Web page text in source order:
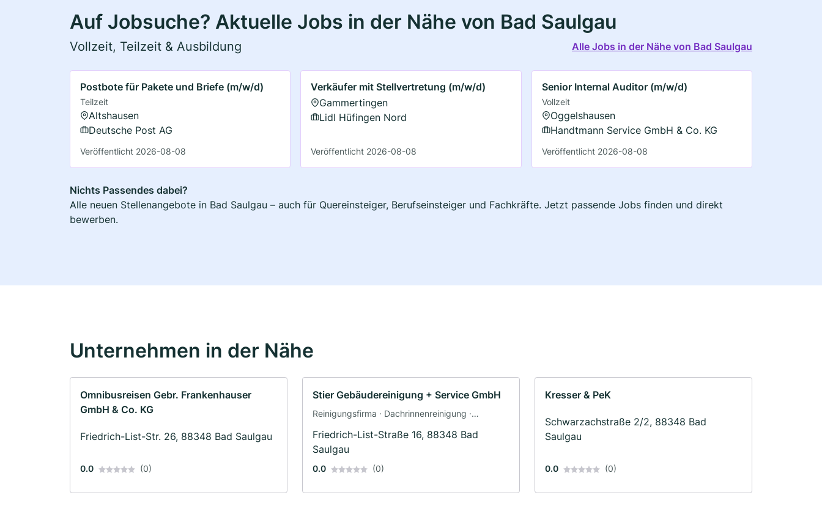
Auf Jobsuche? Aktuelle Jobs in der Nähe von Bad Saulgau
Vollzeit, Teilzeit & Ausbildung Alle Jobs in der Nähe von Bad Saulgau
Postbote für Pakete und Briefe (m/w/d)
Teilzeit
Altshausen
Deutsche Post AG
Veröffentlicht 2026-08-08
Verkäufer mit Stellvertretung (m/w/d)
Gammertingen
Lidl Hüfingen Nord
Veröffentlicht 2026-08-08
Senior Internal Auditor (m/w/d)
Vollzeit
Oggelshausen
Handtmann Service GmbH & Co. KG
Veröffentlicht 2026-08-08
Nichts Passendes dabei?
Alle neuen Stellenangebote in Bad Saulgau – auch für Quereinsteiger, Berufseinsteiger und Fachkräfte. Jetzt passende Jobs finden und direkt
bewerben.
Unternehmen in der Nähe
Omnibusreisen Gebr. Frankenhauser
GmbH & Co. KG
Friedrich-List-Str. 26, 88348 Bad Saulgau
0.0 (0)
Stier Gebäudereinigung + Service GmbH
Reinigungsfirma · Dachrinnenreinigung ·
Friedrich-List-Straße 16, 88348 Bad
Saulgau
0.0 (0)
Kresser & PeK
Schwarzachstraße 2/2, 88348 Bad
Saulgau
0.0 (0)